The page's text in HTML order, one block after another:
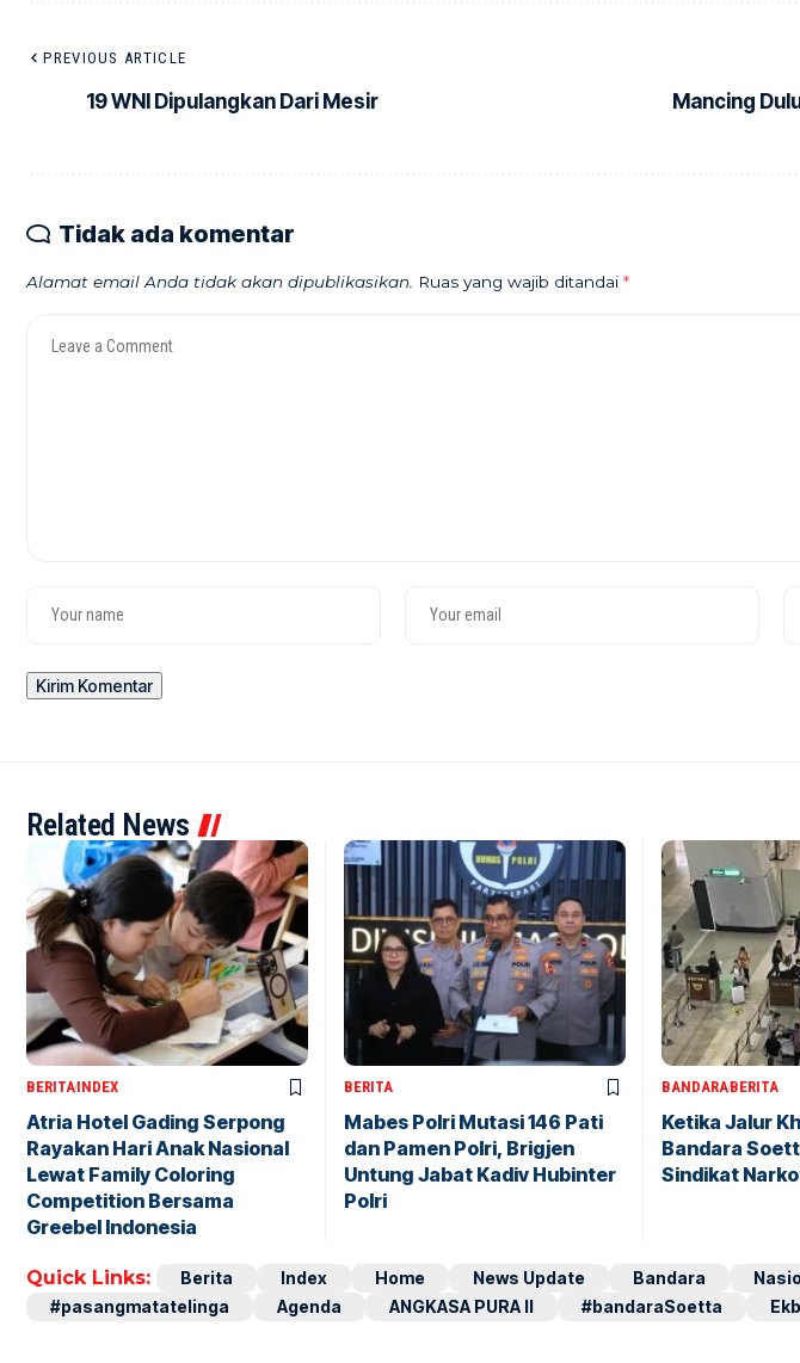
PREVIOUS ARTICLE
19 WNI Dipulangkan Dari Mesir Mancing
Tidak ada komentar
Alamat email Anda tidak akan dipublikasikan. Ruas yang wajib ditandai *
Related News
BERITAINDEX
Atria Hotel Gading Serpong
Rayakan Hari Anak Nasional
Lewat Family Coloring
Competition Bersama
Greebel Indonesia
BERITA
Mabes Polri Mutasi 146 Pati
dan Pamen Polri, Brigjen
Untung Jabat Kadiv Hubinter
Polri
BANDARABERITA
Ketika Jalur
Bandara
Sindikat
Quick Links: Berita Index Home News Update Bandara
#pasangmatatelinga
Agenda ANGKASA PURA II #bandaraSoetta